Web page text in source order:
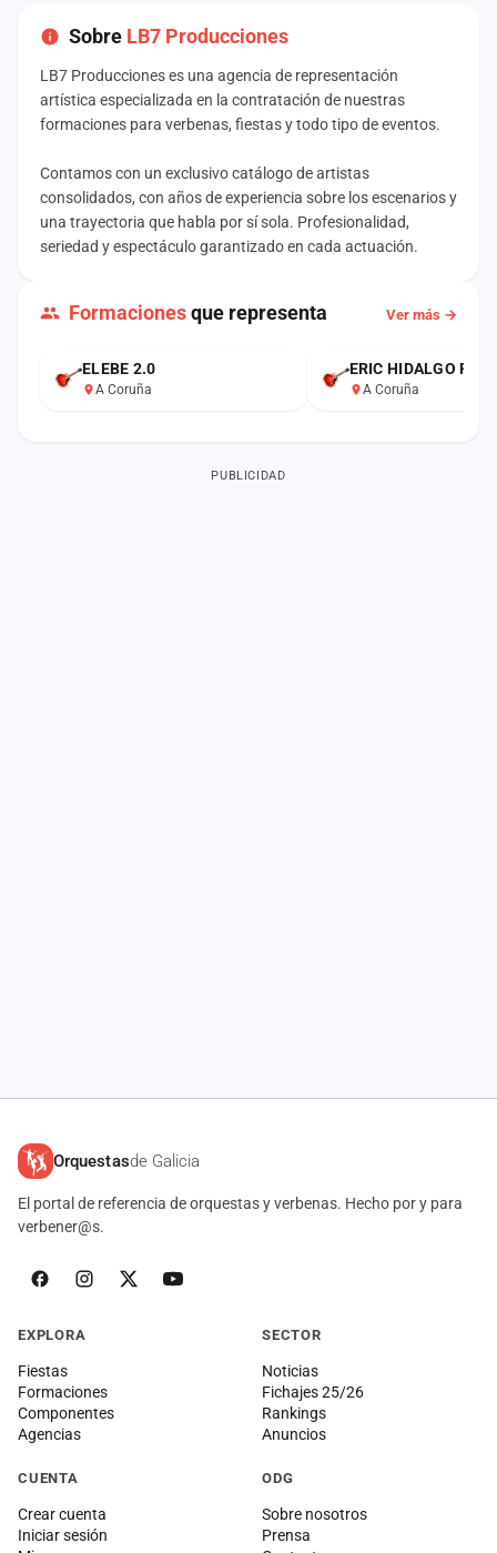
Sobre LB7 Producciones
LB7 Producciones es una agencia de representación
artística especializada en la contratación de nuestras
formaciones para verbenas, fiestas y todo tipo de eventos.
Contamos con un exclusivo catálogo de artistas
consolidados, con años de experiencia sobre los escenarios y
una trayectoria que habla por sí sola. Profesionalidad,
seriedad y espectáculo garantizado en cada actuación.
Formacionesque representa Ver más →
ELEBE 2.0
A Coruña
ERIC HIDALGO
A Coruña
PUBLICIDAD
Orquestasde Galicia
El portal de referencia de orquestas y verbenas. Hecho por y para
verbener@s.
EXPLORA
Fiestas
Formaciones
Componentes
Agencias
SECTOR
Noticias
Fichajes 25/26
Rankings
Anuncios
CUENTA
Crear cuenta
Iniciar sesión
ODG
Sobre nosotros
Prensa